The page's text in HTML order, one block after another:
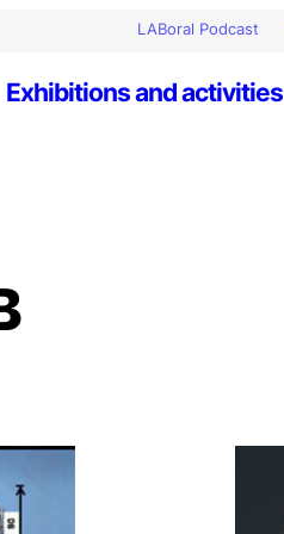
LABoral Podcast
Exhibitions and activities